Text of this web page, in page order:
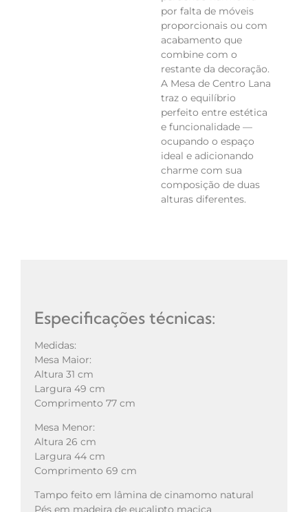
por falta de móveis
proporcionais ou com
acabamento que
combine com o
restante da decoração.
A Mesa de Centro Lana
traz o equilíbrio
perfeito entre estética
e funcionalidade —
ocupando o espaço
ideal e adicionando
charme com sua
composição de duas
alturas diferentes.
Especificações técnicas:
Medidas:
Mesa Maior:
Altura 31 cm
Largura 49 cm
Comprimento 77 cm
Mesa Menor:
Altura 26 cm
Largura 44 cm
Comprimento 69 cm
Tampo feito em lâmina de cinamomo natural